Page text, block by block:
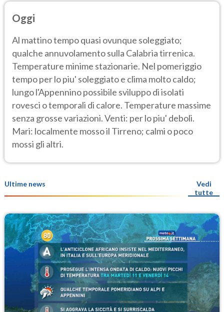
Oggi
Al mattino tempo quasi ovunque soleggiato;
qualche annuvolamento sulla Calabria tirrenica.
Temperature minime stazionarie. Nel pomeriggio
tempo per lo piu' soleggiato e clima molto caldo;
lungo l'Appennino possibile sviluppo di isolati
rovesci o temporali di calore. Temperature massime
senza grosse variazioni. Venti: per lo piu' deboli.
Mari: localmente mosso il Tirreno; calmi o poco
mossi gli altri.
Ultime news
Vedi
tutte